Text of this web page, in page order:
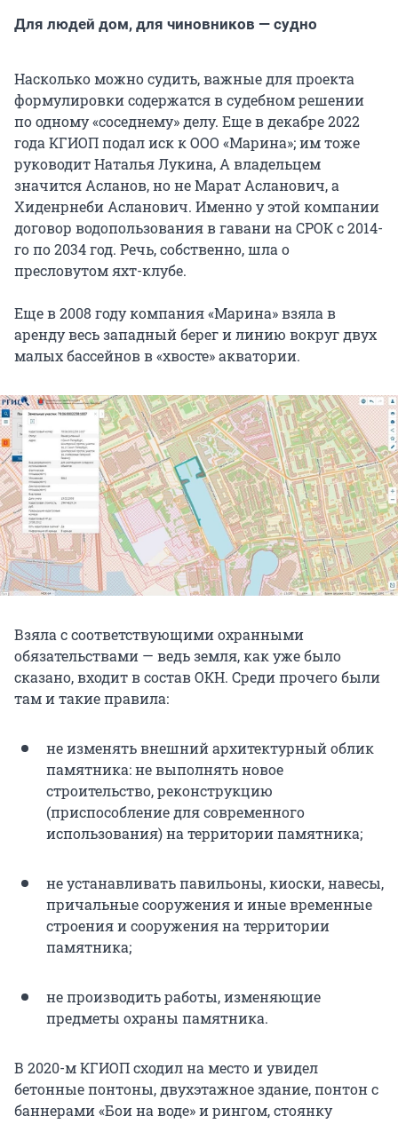
Для людей дом, для чиновников — судно
Насколько можно судить, важные для проекта
формулировки содержатся в судебном решении
по одному «соседнему» делу. Еще в декабре 2022
года КГИОП подал иск к ООО «Марина»; им тоже
руководит Наталья Лукина, А владельцем
значится Асланов, но не Марат Асланович, а
Хиденрнеби Асланович. Именно у этой компании
договор водопользования в гавани на СРОК c 2014-
го по 2034 год. Речь, собственно, шла о
пресловутом яхт-клубе.
Еще в 2008 году компания «Марина» взяла в
аренду весь западный берег и линию вокруг двух
малых бассейнов в «хвосте» акватории.
Взяла с соответствующими охранными
обязательствами — ведь земля, как уже было
сказано, входит в состав ОКН. Среди прочего были
там и такие правила:
не изменять внешний архитектурный облик
памятника: не выполнять новое
строительство, реконструкцию
(приспособление для современного
использования) на территории памятника;
не устанавливать павильоны, киоски, навесы,
причальные сооружения и иные временные
строения и сооружения на территории
памятника;
не производить работы, изменяющие
предметы охраны памятника.
В 2020-м КГИОП сходил на место и увидел
бетонные понтоны, двухэтажное здание, понтон с
баннерами «Бои на воде» и рингом, стоянку